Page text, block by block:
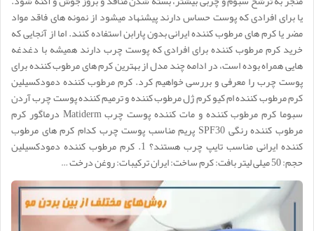
یا برای افرادی که پوست حساس دارند پیشنهاد میشود از نمونه های فاقد مواد
مضر یا کرم های مرطوب کننده ایرانی بدون پارابن استفاده کنند. اما از آنجایی که
خرید کرم مرطوب کننده برای افرادی که پوست چرب دارند همیشه با دغدغه
هایی همراه بوده است، در ادامه چند مدل از بهترین کرم های مرطوب کننده برای
پوست چرب را معرفی و بررسی خواهیم کرد. کرم مرطوب کننده دمودکسیلین
کرم مرطوب کننده ام کیو کرم ژل مرطوب کننده و ترمیم کننده پوست چرب آردن
سبوما کرم مرطوب کننده و مات کننده پوست چرب Matiderm درماگور کرم
مرطوب کننده رنگی SPF30 پریم مناسب پوست چرب کدام کرم های مرطوب
کننده ایرانی مناسب تایپ چرب هستند؟ 1. کرم مرطوب کننده دمودکسیلین
حجم: 50 میلی لیتر بافت: کرم ساخت: ایران ترکیبات: روغن درخت …